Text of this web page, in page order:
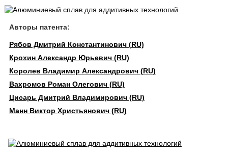
Авторы патента:
Рябов Дмитрий Константинович (RU)
Крохин Александр Юрьевич (RU)
Королев Владимир Александрович (RU)
Вахромов Роман Олегович (RU)
Цисарь Дмитрий Владимирович (RU)
Манн Виктор Христьянович (RU)